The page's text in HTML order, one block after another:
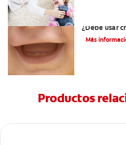
¿Debe usar
Más
Productos